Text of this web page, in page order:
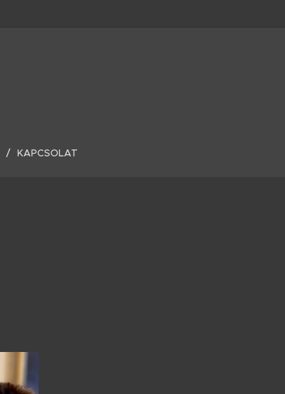
KAPCSOLAT